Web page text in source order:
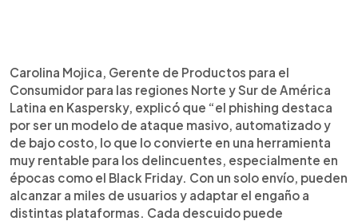
Carolina Mojica, Gerente de Productos para el
Consumidor para las regiones Norte y Sur de América
Latina en Kaspersky, explicó que “el phishing destaca
por ser un modelo de ataque masivo, automatizado y
de bajo costo, lo que lo convierte en una herramienta
muy rentable para los delincuentes, especialmente en
épocas como el Black Friday. Con un solo envío, pueden
alcanzar a miles de usuarios y adaptar el engaño a
distintas plataformas. Cada descuido puede